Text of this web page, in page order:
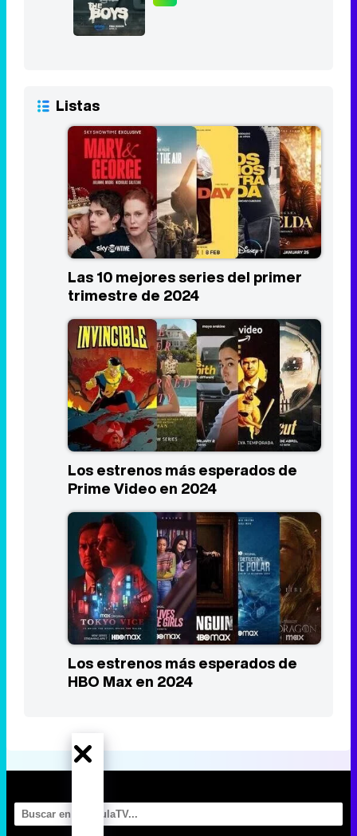
Listas
Las 10 mejores series del primer
trimestre de 2024
Los estrenos más esperados de
Prime Video en 2024
Los estrenos más esperados de
HBO Max en 2024